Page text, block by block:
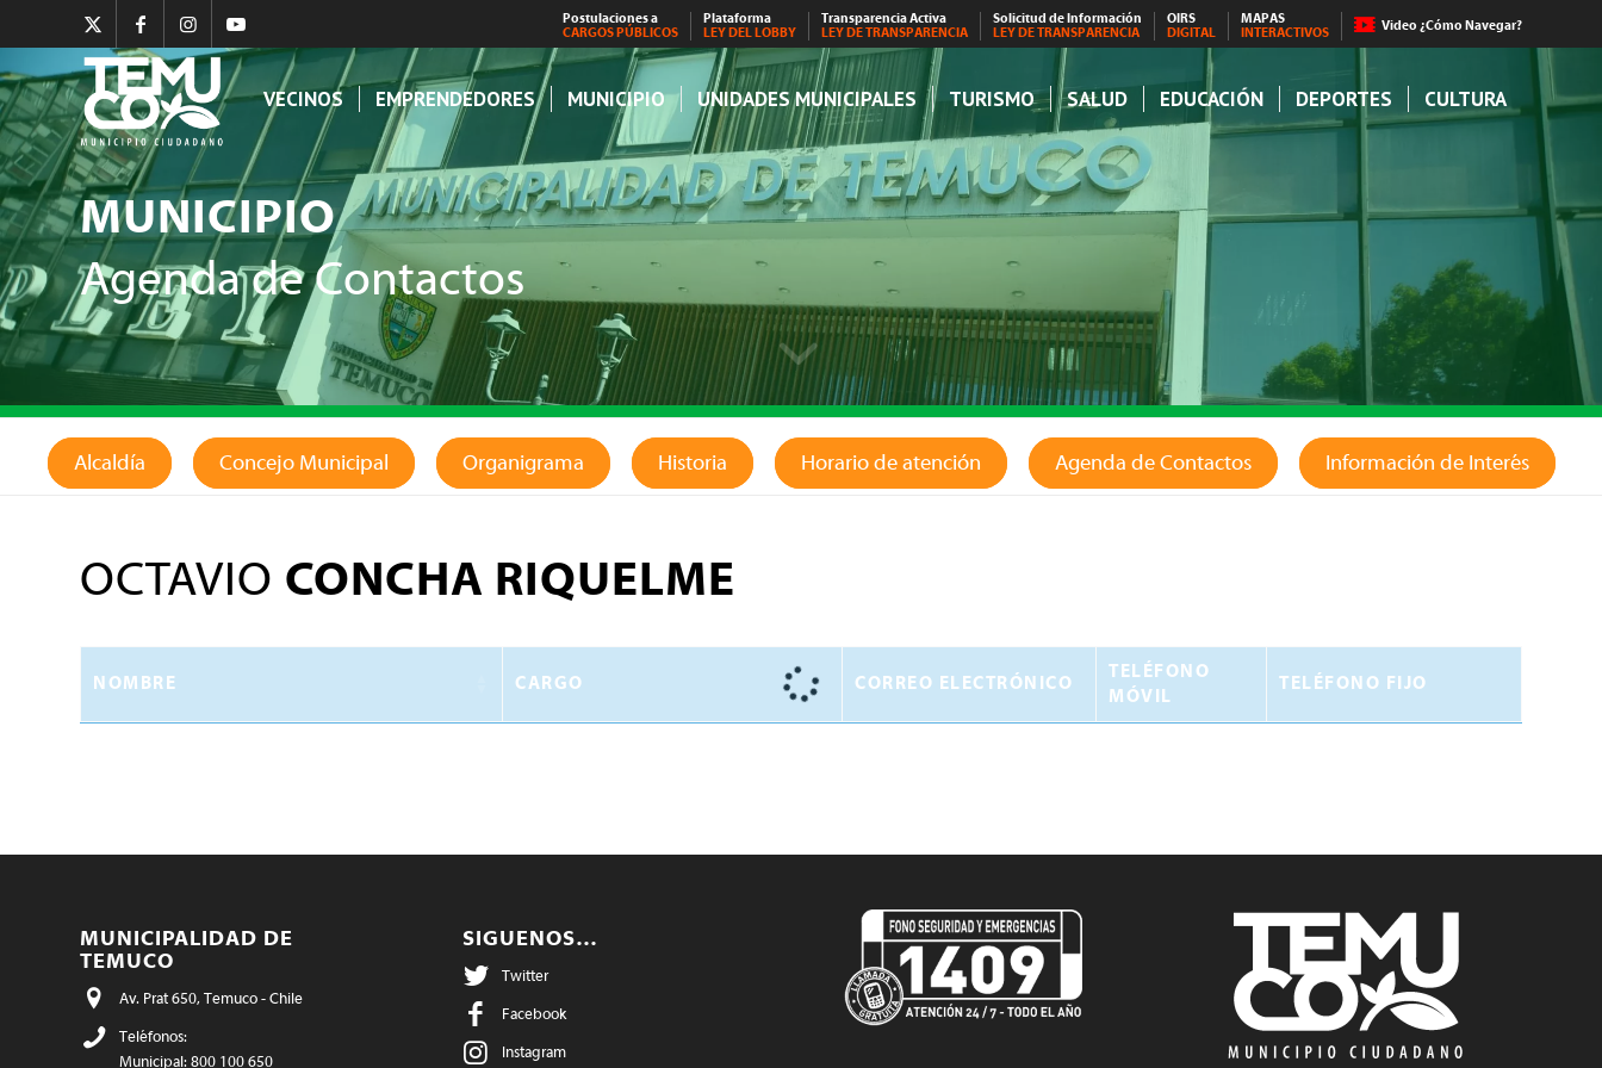
Postulaciones a
CARGOS PÚBLICOS
Plataforma
LEY DEL LOBBY
Transparencia Activa
LEY DE TRANSPARENCIA
Solicitud de Información
LEY DE TRANSPARENCIA
OIRS
DIGITAL
MAPAS
INTERACTIVOS
Video ¿Cómo Navegar?
VECINOS EMPRENDEDORES MUNICIPIO UNIDADES MUNICIPALES TURISMO SALUD EDUCACIÓN DEPORTES CULTURA
MUNICIPIO
Agenda de Contactos
Alcaldía Concejo Municipal Organigrama Historia Horario de atención Agenda de Contactos Información de Interés
OCTAVIO CONCHA RIQUELME
NOMBRE CARGO CORREO ELECTRÓNICO
TELÉFONO
MÓVIL
TELÉFONO FIJO
MUNICIPALIDAD DE
TEMUCO
Av. Prat 650, Temuco - Chile
Teléfonos:
Municipal: 800 100 650
SIGUENOS…
Twitter
Facebook
Instagram